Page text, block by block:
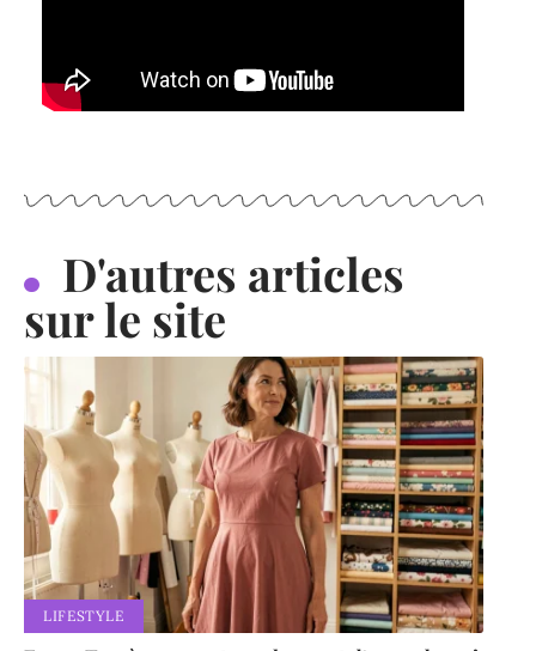
D'autres articles
sur le site
LIFESTYLE